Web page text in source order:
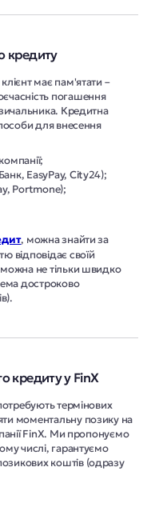
кредиту
має пам'ятати –
погашення
Кредитна
для внесення
EasyPay, City24);
Portmone);
, можна знайти за
відповідає своїй
не тільки швидко
достроково
кредиту у FinX
термінових
моментальну позику на
FinX. Ми пропонуємо
числі, гарантуємо
коштів (одразу